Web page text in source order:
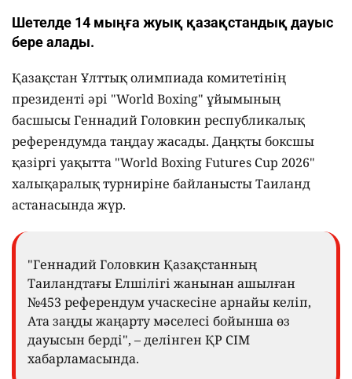
Шетелде 14 мыңға жуық қазақстандық дауыс
бере алады.
Қазақстан Ұлттық олимпиада комитетінің
президенті әрі "World Boxing" ұйымының
басшысы Геннадий Головкин республикалық
референдумда таңдау жасады. Даңқты боксшы
қазіргі уақытта "World Boxing Futures Cup 2026"
халықаралық турниріне байланысты Таиланд
астанасында жүр.
"Геннадий Головкин Қазақстанның
Таиландтағы Елшілігі жанынан ашылған
№453 референдум учаскесіне арнайы келіп,
Ата заңды жаңарту мәселесі бойынша өз
дауысын берді", – делінген ҚР СІМ
хабарламасында.